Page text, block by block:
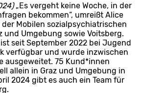
„Es vergeht keine Woche, in der
bekommen“, umreißt Alice
der Mobilen sozialpsychiatrischen
und Umgebung sowie Voitsberg.
seit September 2022 bei Jugend
verfügbar und wurde inzwischen
ausgeweitet. 75 Kund*innen
allein in Graz und Umgebung in
2024 gibt es auch ein Team für